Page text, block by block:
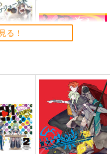
円（税込）
黒木蔵人
Superはーとぶれいく
ばら売り
専売 550円（税込）
その他
る！